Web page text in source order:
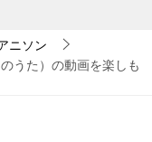
ニソン
うた）の動画を楽しも